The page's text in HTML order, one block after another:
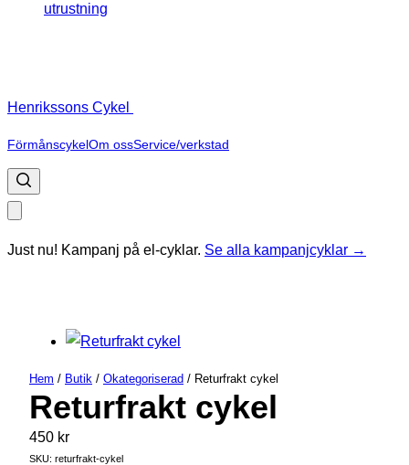
utrustning
Henrikssons Cykel
FörmånscykelOm ossService/verkstad
Just nu! Kampanj på el-cyklar. Se alla kampanjcyklar →
Hem / Butik / Okategoriserad / Returfrakt cykel
Returfrakt cykel
450 kr
SKU: returfrakt-cykel